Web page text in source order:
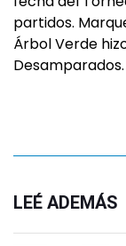
partidos.
Árbol Verde
Desamparados.
LEÉ ADEMÁS